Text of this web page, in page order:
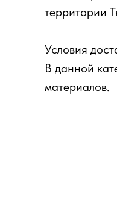
территории
Условия
В данной
материалов.